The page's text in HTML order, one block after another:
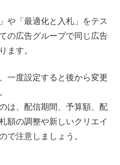
や「最適化と入札」をテス
の広告グループで同じ広告
ます。
一度設定すると後から変更
は、配信期間、予算額、配
額の調整や新しいクリエイ
で注意しましょう。